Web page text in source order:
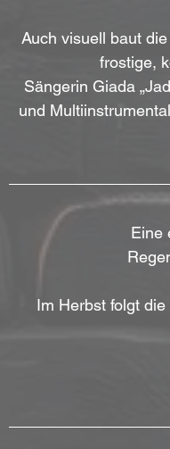
Auch visuell baut
frostige,
Sängerin Giada
und
Eine
Im Herbst folgt